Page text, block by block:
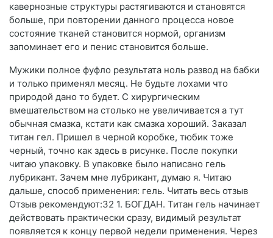
кавернозные структуры растягиваются и становятся
больше, при повторении данного процесса новое
состояние тканей становится нормой, организм
запоминает его и пенис становится больше.
Мужики полное фуфло результата ноль развод на бабки
и только применял месяц. Не будьте лохами что
природой дано то будет. С хирургическим
вмешательством на столько не увеличивается а тут
обычная смазка, кстати как смазка хороший. Заказал
титан гел. Пришел в черной коробке, тюбик тоже
черный, точно как здесь в рисунке. После покупки
читаю упаковку. В упаковке было написано гель
лубрикант. Зачем мне лубрикант, думаю я. Читаю
дальше, способ применения: гель. Читать весь отзыв
Отзыв рекомендуют:32 1. БОГДАН. Титан гель начинает
действовать практически сразу, видимый результат
появляется к концу первой недели применения. Через